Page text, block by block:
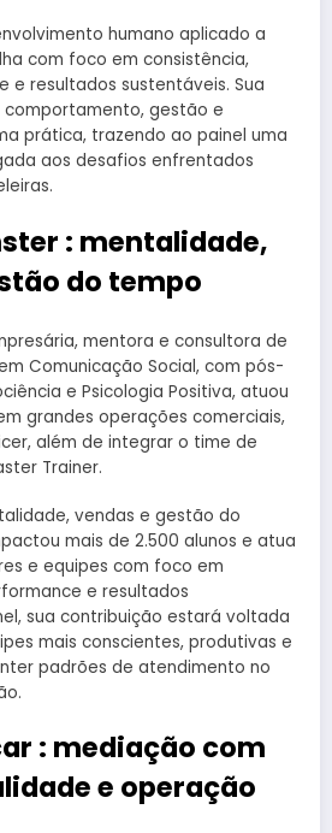
humano aplicado a
com foco em consistência,
e resultados sustentáveis. Sua
gestão e
prática, trazendo ao painel uma
aos desafios enfrentados
: mentalidade,
do tempo
mentora e consultora de
Comunicação Social, com pós-
e Psicologia Positiva, atuou
grandes operações comerciais,
além de integrar o time de
Trainer.
vendas e gestão do
mais de 2.500 alunos e atua
e equipes com foco em
e resultados
sua contribuição estará voltada
mais conscientes, produtivas e
padrões de atendimento no
: mediação com
e operação